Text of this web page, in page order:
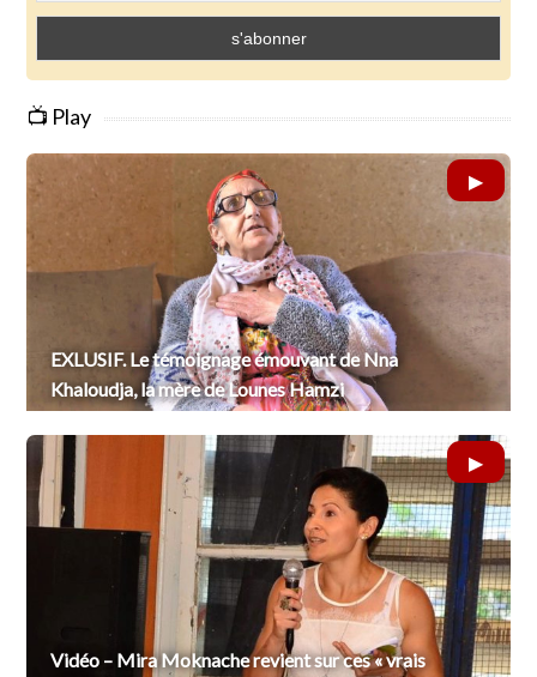
📺 Play
EXLUSIF. Le témoignage émouvant de Nna
Khaloudja, la mère de Lounes Hamzi
Vidéo – Mira Moknache revient sur ces « vrais